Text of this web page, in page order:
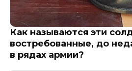
Как называются эти
востребованные, до
в рядах армии?